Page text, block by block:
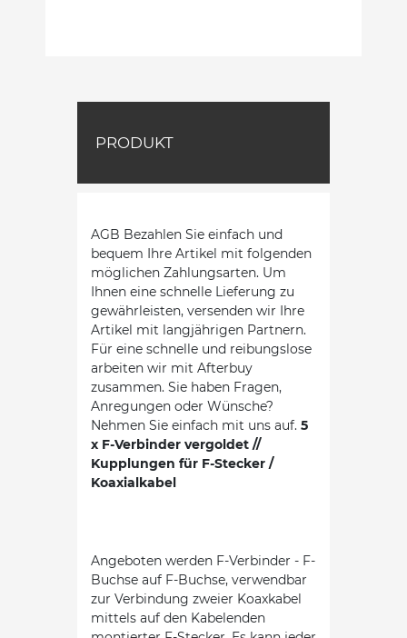
PRODUKT
AGB Bezahlen Sie einfach und
bequem Ihre Artikel mit folgenden
möglichen Zahlungsarten. Um
Ihnen eine schnelle Lieferung zu
gewährleisten, versenden wir Ihre
Artikel mit langjährigen Partnern.
Für eine schnelle und reibungslose
arbeiten wir mit Afterbuy
zusammen. Sie haben Fragen,
Anregungen oder Wünsche?
Nehmen Sie einfach mit uns auf. 5
x F-Verbinder vergoldet //
Kupplungen für F-Stecker /
Koaxialkabel
Angeboten werden F-Verbinder - F-
Buchse auf F-Buchse, verwendbar
zur Verbindung zweier Koaxkabel
mittels auf den Kabelenden